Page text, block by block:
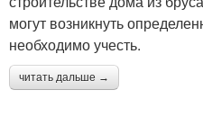
могут возникнуть
необходимо учесть.
читать дальше →